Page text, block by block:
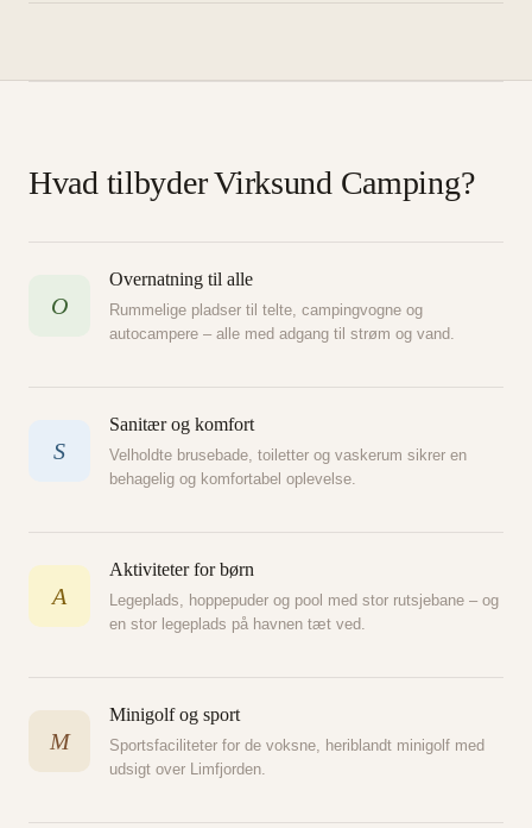
Hvad tilbyder Virksund Camping?
O
Overnatning til alle
Rummelige pladser til telte, campingvogne og
autocampere – alle med adgang til strøm og vand.
S
Sanitær og komfort
Velholdte brusebade, toiletter og vaskerum sikrer en
behagelig og komfortabel oplevelse.
A
Aktiviteter for børn
Legeplads, hoppepuder og pool med stor rutsjebane – og
en stor legeplads på havnen tæt ved.
M
Minigolf og sport
Sportsfaciliteter for de voksne, heriblandt minigolf med
udsigt over Limfjorden.